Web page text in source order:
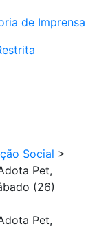
de Imprensa
Social >
Pet,
(26)
Pet,